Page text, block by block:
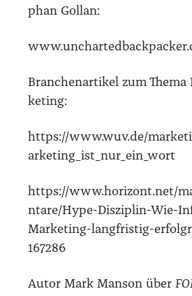
phan Gol­lan:
Bran­chen­ar­ti­kel zum
ke­ting:
https://www.wuv.de/
arketing_ist_nur_ein_wort
https://www.horizont.net/
ntare/Hype-Disziplin-Wie-
Marketing-langfristig-
167286
Autor Mark Man­son über